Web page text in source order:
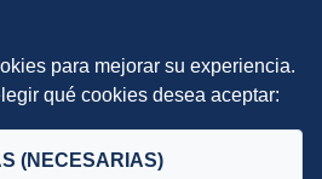
para mejorar su experiencia.
qué cookies desea aceptar:
(NECESARIAS)